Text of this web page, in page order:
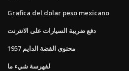
Grafica del dolar peso mexicano
دفع ضريبة السيارات على الانترنت
محتوى الفضة الدايم 1957
لفهرسة شيء ما